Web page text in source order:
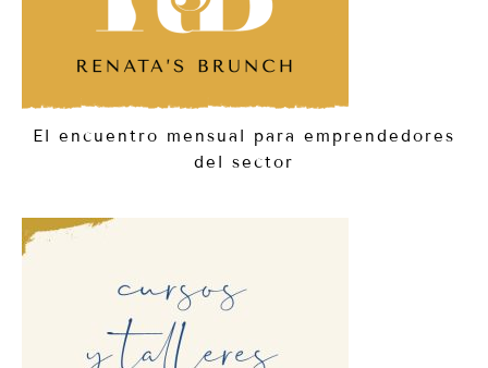
El encuentro mensual para emprendedores
del sector